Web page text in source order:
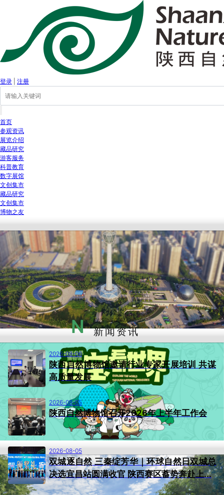
登录 注册
首页
参观资讯
展览介绍
藏品研究
游客服务
科普教育
数字展馆
文创集市
藏品研究
文创集市
博物之友
N EWS INFORMATION
新闻资讯
2026-08-06
陕西自然博物馆邀请行业专家开展培训 共谋
高质量发展
2026-08-05
陕西自然博物馆召开2026年上半年工作会
2026-08-05
双城逐自然 三秦绽芳华｜环球自然日双城总
决选宜昌站圆满收官 陕西赛区蓄势奔赴上...